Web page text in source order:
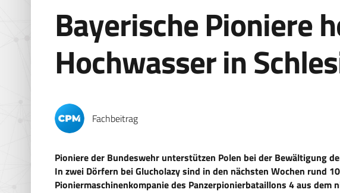
Bayerische Pioniere
Hochwasser in
Fachbeitrag
Pioniere der Bundeswehr unterstützen Polen bei der Bewältigung
In zwei Dörfern bei Glucholazy sind in den nächsten Wochen rund
Pioniermaschinenkompanie des Panzerpionierbataillons 4 aus dem